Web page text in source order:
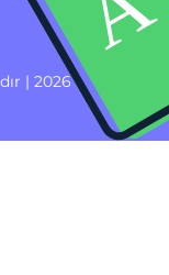
| 2026